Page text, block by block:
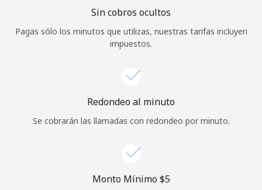
¿Olvidaste tu contraseña? →
o
Continuar con
Sin cobros ocultos
Pagas sólo los minutos que utilizas, nuestras tarifas incluyen
impuestos.
Redondeo al minuto
Se cobrarán las llamadas con redondeo por minuto.
Monto Mínimo ⁦$5⁩